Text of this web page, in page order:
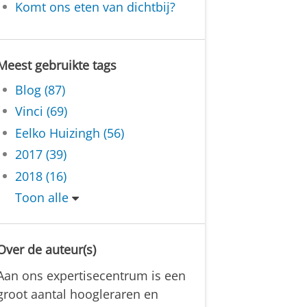
Komt ons eten van dichtbij?
gebruikte tags
Blog (87)
Vinci (69)
Eelko Huizingh (56)
2017 (39)
2018 (16)
Toon alle
de auteur(s)
ons expertisecentrum is een
aantal hoogleraren en